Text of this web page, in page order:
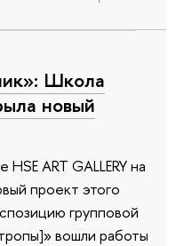
Школа
новый
ART GALLERY на
проект этого
групповой
вошли работы